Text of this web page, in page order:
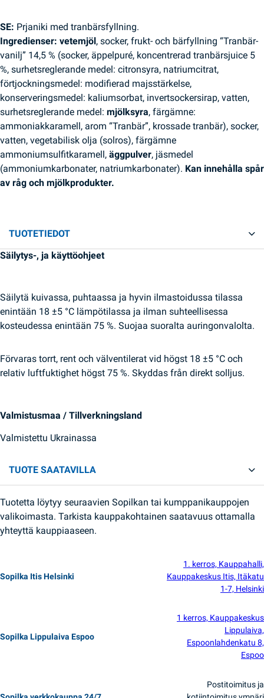
SE: Prjaniki med tranbärsfyllning.
Ingredienser: vetemjöl, socker, frukt- och bärfyllning “Tranbär-
vanilj” 14,5 % (socker, äppelpuré, koncentrerad tranbärsjuice 5
%, surhetsreglerande medel: citronsyra, natriumcitrat,
förtjockningsmedel: modifierad majsstärkelse,
konserveringsmedel: kaliumsorbat, invertsockersirap, vatten,
surhetsreglerande medel: mjölksyra, färgämne:
ammoniakkaramell, arom “Tranbär”, krossade tranbär), socker,
vatten, vegetabilisk olja (solros), färgämne
ammoniumsulfitkaramell, äggpulver, jäsmedel
(ammoniumkarbonater, natriumkarbonater). Kan innehålla spår
av råg och mjölkprodukter.
TUOTETIEDOT
Säilytys-, ja käyttöohjeet
Säilytä kuivassa, puhtaassa ja hyvin ilmastoidussa tilassa
enintään 18 ±5 °C lämpötilassa ja ilman suhteellisessa
kosteudessa enintään 75 %. Suojaa suoralta auringonvalolta.
Förvaras torrt, rent och välventilerat vid högst 18 ±5 °C och
relativ luftfuktighet högst 75 %. Skyddas från direkt solljus.
Valmistusmaa / Tillverkningsland
Valmistettu Ukrainassa
TUOTE SAATAVILLA
Tuotetta löytyy seuraavien Sopilkan tai kumppanikauppojen
valikoimasta. Tarkista kauppakohtainen saatavuus ottamalla
yhteyttä kauppiaaseen.
Sopilka Itis Helsinki
1. kerros, Kauppahalli,
Kauppakeskus Itis, Itäkatu
1-7, Helsinki
Sopilka Lippulaiva Espoo
1 kerros, Kauppakeskus
Lippulaiva,
Espoonlahdenkatu 8,
Espoo
Postitoimitus ja